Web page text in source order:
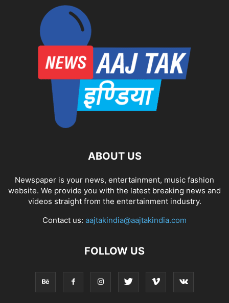
ABOUT US
Newspaper is your news, entertainment, music fashion
website. We provide you with the latest breaking news and
videos straight from the entertainment industry.
Contact us: aajtakindia@aajtakindia.com
FOLLOW US